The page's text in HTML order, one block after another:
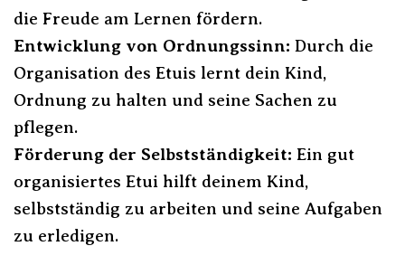
die Freude am Lernen fördern.
Entwicklung von Ordnungssinn: Durch die
Organisation des Etuis lernt dein Kind,
Ordnung zu halten und seine Sachen zu
pflegen.
Förderung der Selbstständigkeit: Ein gut
organisiertes Etui hilft deinem Kind,
selbstständig zu arbeiten und seine Aufgaben
zu erledigen.